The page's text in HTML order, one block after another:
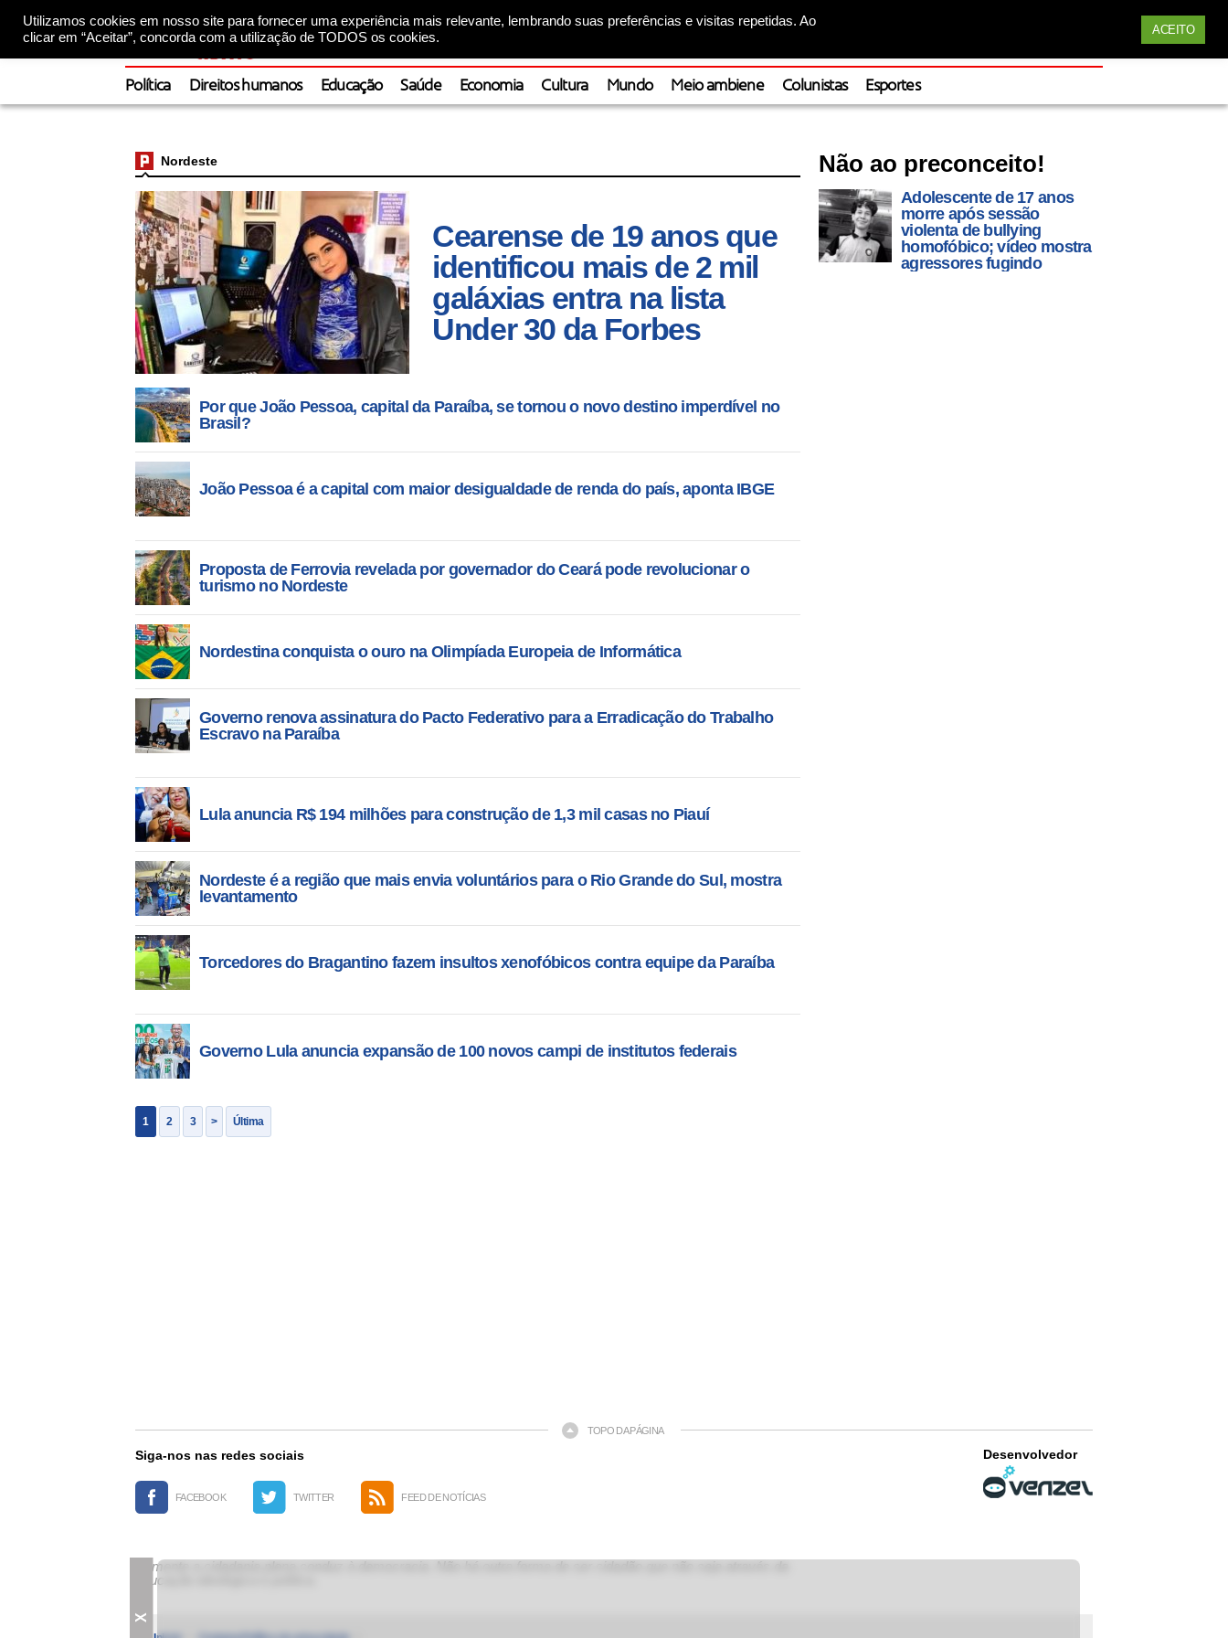
Utilizamos cookies em nosso site para fornecer uma experiência mais relevante, lembrando suas preferências e visitas repetidas. Ao
clicar em “Aceitar”, concorda com a utilização de TODOS os cookies.
ACEITO
Política Direitos humanos Educação Saúde Economia Cultura Mundo Meio ambiene Colunistas Esportes
Nordeste
Cearense de 19 anos que
identificou mais de 2 mil
galáxias entra na lista
Under 30 da Forbes
Por que João Pessoa, capital da Paraíba, se tornou o novo destino imperdível no
Brasil?
João Pessoa é a capital com maior desigualdade de renda do país, aponta IBGE
Proposta de Ferrovia revelada por governador do Ceará pode revolucionar o
turismo no Nordeste
Nordestina conquista o ouro na Olimpíada Europeia de Informática
Governo renova assinatura do Pacto Federativo para a Erradicação do Trabalho
Escravo na Paraíba
Lula anuncia R$ 194 milhões para construção de 1,3 mil casas no Piauí
Nordeste é a região que mais envia voluntários para o Rio Grande do Sul, mostra
levantamento
Torcedores do Bragantino fazem insultos xenofóbicos contra equipe da Paraíba
Governo Lula anuncia expansão de 100 novos campi de institutos federais
1 2 3 > Última
Não ao preconceito!
Adolescente de 17 anos
morre após sessão
violenta de bullying
homofóbico; vídeo mostra
agressores fugindo
TOPO DA PÁGINA
Siga-nos nas redes sociais
FACEBOOK TWITTER FEED DE NOTÍCIAS
Somente a cidadania plena conduz à democracia. Não há outra forma de ser cidadão que não seja através da
educação ideológica e política.
Desenvolvedor
X